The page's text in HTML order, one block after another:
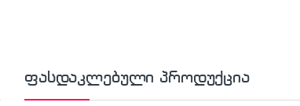
ფასდაკლებული პროდუქცია